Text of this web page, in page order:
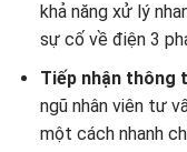
khả năng xử lý
sự cố về điện 3
Tiếp nhận thông
ngũ nhân viên tư
một cách nhanh